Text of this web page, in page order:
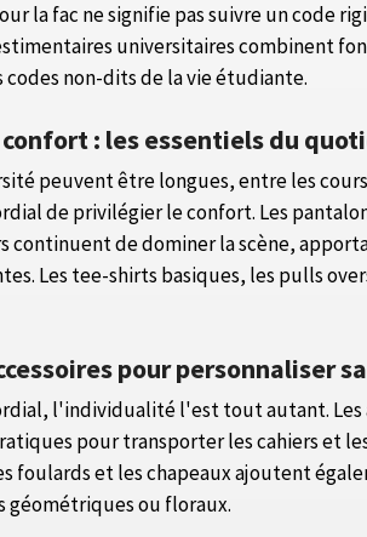
la fac ne signifie pas suivre un code
universitaires combinent
non-dits de la vie étudiante.
: les essentiels du
peuvent être longues, entre les
de privilégier le confort. Les
continuent de dominer la scène,
Les tee-shirts basiques, les pulls
pour personnaliser
l'individualité l'est tout autant. Les
pour transporter les cahiers et
foulards et les chapeaux ajoutent
géométriques ou floraux.